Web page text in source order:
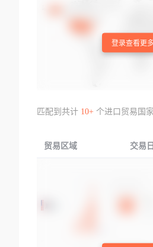
登录查看更多
匹配到共计 10+个进口贸易国
贸易区域 交易